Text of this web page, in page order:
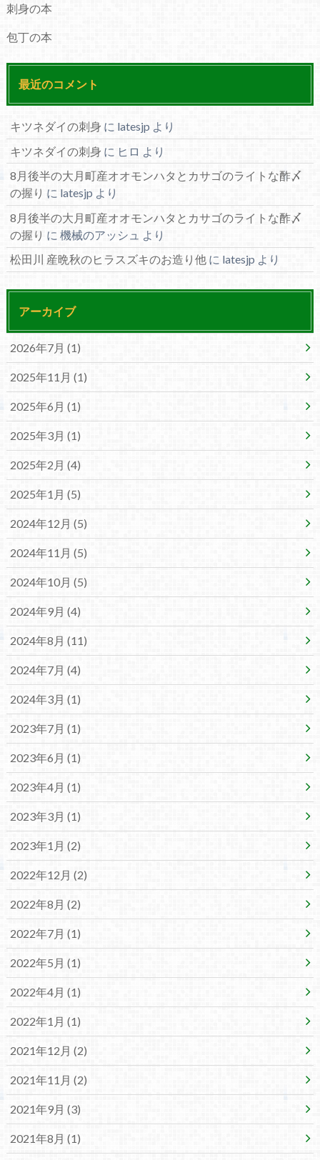
刺身の本
包丁の本
最近のコメント
キツネダイの刺身 に latesjpより
キツネダイの刺身 に ヒロ より
8月後半の大月町産オオモンハタとカサゴのライトな酢〆
の握り に latesjp より
8月後半の大月町産オオモンハタとカサゴのライトな酢〆
の握り に 機械のアッシュ より
松田川 産晩秋のヒラスズキのお造り他に latesjp より
アーカイブ
2026年7月 (1)
2025年11月 (1)
2025年6月 (1)
2025年3月 (1)
2025年2月 (4)
2025年1月 (5)
2024年12月 (5)
2024年11月 (5)
2024年10月 (5)
2024年9月 (4)
2024年8月 (11)
2024年7月 (4)
2024年3月 (1)
2023年7月 (1)
2023年6月 (1)
2023年4月 (1)
2023年3月 (1)
2023年1月 (2)
2022年12月 (2)
2022年8月 (2)
2022年7月 (1)
2022年5月 (1)
2022年4月 (1)
2022年1月 (1)
2021年12月 (2)
2021年11月 (2)
2021年9月 (3)
2021年8月 (1)